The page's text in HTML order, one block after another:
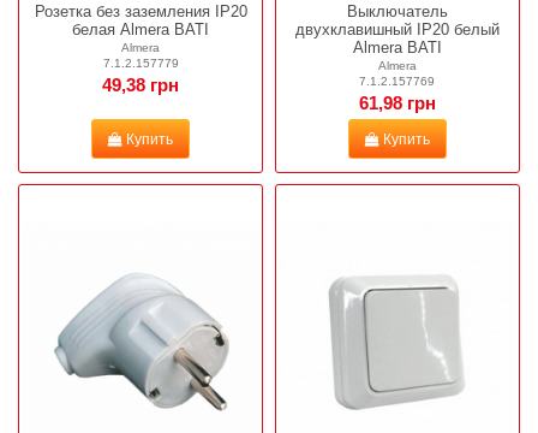
Розетка без заземления IP20
белая Almera BATI
Almera
7.1.2.157779
49,38 грн
Купить
Выключатель
двухклавишный IP20 белый
Almera BATI
Almera
7.1.2.157769
61,98 грн
Купить